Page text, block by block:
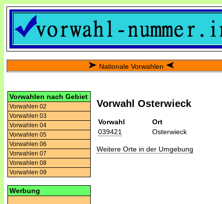
Nationale Vorwahlen
Vorwahlen nach Gebiet
Vorwahlen 02
Vorwahlen 03
Vorwahlen 04
Vorwahlen 05
Vorwahlen 06
Vorwahlen 07
Vorwahlen 08
Vorwahlen 09
Werbung
Vorwahl Osterwieck
Vorwahl
Ort
039421
Osterwieck
Weitere Orte in der Umgebung